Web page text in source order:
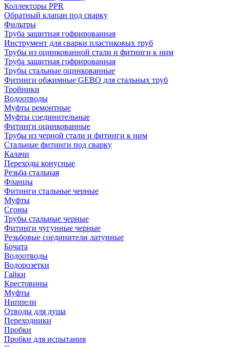
Коллекторы PPR
Обратный клапан под сварку
Фильтры
Труба защитная гофрированная
Инструмент для сварки пластиковых труб
Трубы из оцинкованной стали и фитинги к ним
Труба защитная гофрированная
Трубы стальные оцинкованные
Фитинги обжимные GEBO для стальных труб
Тройники
Водоотводы
Муфты ремонтные
Муфты соединительные
Фитинги оцинкованные
Трубы из черной стали и фитинги к ним
Стальные фитинги под сварку
Калачи
Переходы конусные
Резьба стальная
Фланцы
Фитинги стальные черные
Муфты
Сгоны
Трубы стальные черные
Фитинги чугунные черные
Резьбовые соединители латунные
Бочата
Водоотводы
Водорозетки
Гайки
Крестовины
Муфты
Ниппели
Отводы для душа
Переходники
Пробки
Пробки для испытания